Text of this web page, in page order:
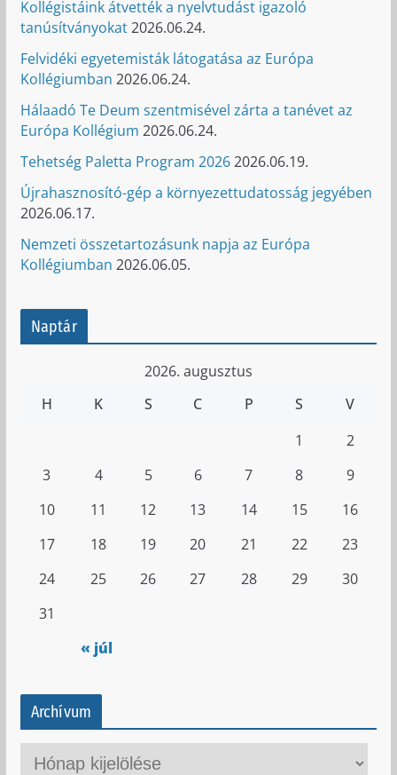
Kollégistáink átvették a nyelvtudást igazoló
tanúsítványokat2026.06.24.
Felvidéki egyetemisták látogatása az Európa
Kollégiumban 2026.06.24.
Hálaadó Te Deum szentmisével zárta a tanévet az
Európa Kollégium 2026.06.24.
Tehetség Paletta Program 20262026.06.19.
Újrahasznosító-gép a környezettudatosság jegyében
2026.06.17.
Nemzeti összetartozásunk napja az Európa
Kollégiumban 2026.06.05.
Naptár
2026. augusztus
H
K S C P S V
« júl
1
2
3
4 5 6 7 8
9
10
11 12 13 14 15
16
17
18 19 20 21 22
23
24
25 26 27 28 29
30
31
Archívum